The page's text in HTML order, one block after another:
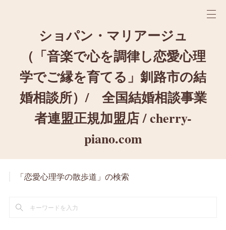
ショパン・マリアージュ
（「音楽で心を調律し恋愛心理
学でご縁を育てる」釧路市の結
婚相談所）/ 全国結婚相談事業
者連盟正規加盟店 / cherry-
piano.com
「恋愛心理学の散歩道」の検索